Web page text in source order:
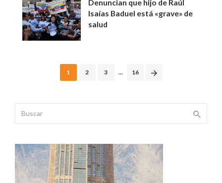
Denuncian que hijo de Raúl
Isaías Baduel está «grave» de
salud
1 2 3 ... 16